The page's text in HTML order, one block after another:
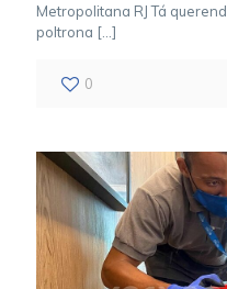
Metropolitana RJ Tá
poltrona […]
0